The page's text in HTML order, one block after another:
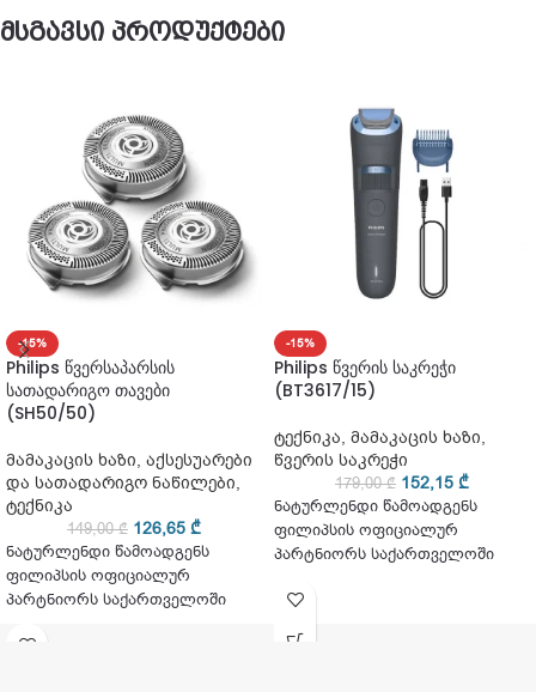
მსგავსი პროდუქტები
-15%
Philips წვერსაპარსის
სათადარიგო თავები
(SH50/50)
მამაკაცის ხაზი, აქსესუარები
და სათადარიგო ნაწილები,
ტექნიკა
149,00₾ 126,65 ₾
ნატურლენდი წამოადგენს
ფილიპსის ოფიციალურ
პარტნიორს საქართველოში
-15%
Philips წვერის საკრეჭი
(BT3617/15)
ტექნიკა, მამაკაცის ხაზი,
წვერის საკრეჭი
179,00₾ 152,15 ₾
ნატურლენდი წამოადგენს
ფილიპსის ოფიციალურ
პარტნიორს საქართველოში